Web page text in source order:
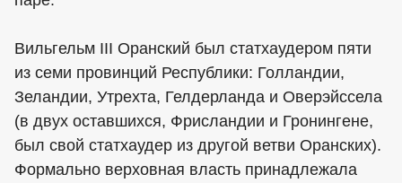
Вильгельм III Оранский был статхаудером пяти
из семи провинций Республики: Голландии,
Зеландии, Утрехта, Гелдерланда и Оверэйссела
(в двух оставшихся, Фрисландии и Гронингене,
был свой статхаудер из другой ветви Оранских).
Формально верховная власть принадлежала